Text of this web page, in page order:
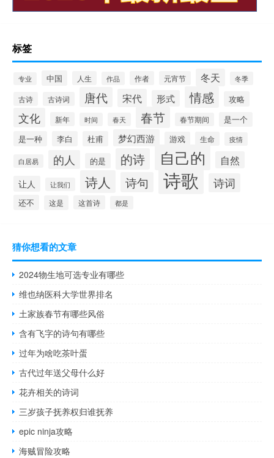
标签
专业 中国 人生 作品 作者 元宵节 冬天 冬季
古诗 古诗词 唐代 宋代 形式 情感 攻略
文化 新年 时间 春天 春节 春节期间 是一个
是一种 李白 杜甫 梦幻西游 游戏 生命 疫情
白居易 的人 的是 的诗 自己的 自然
让人 让我们 诗人 诗句 诗歌 诗词
还不 这是 这首诗 都是
猜你想看的文章
2024物生地可选专业有哪些
维也纳医科大学世界排名
土家族春节有哪些风俗
含有飞字的诗句有哪些
过年为啥吃茶叶蛋
古代过年送父母什么好
花卉相关的诗词
三岁孩子抚养权归谁抚养
epic ninja攻略
海贼冒险攻略